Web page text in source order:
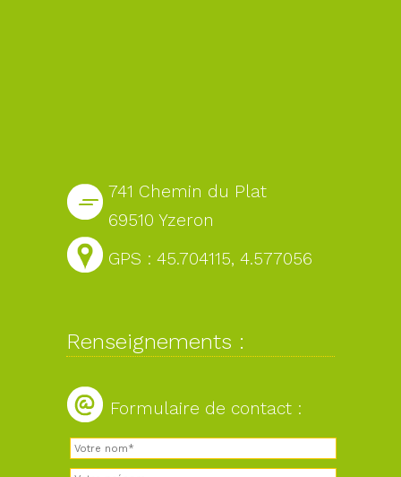
741 Chemin du Plat
69510 Yzeron
GPS : 45.704115, 4.577056
Renseignements :
Formulaire de contact :